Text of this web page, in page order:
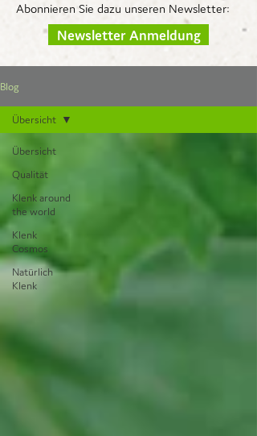
Abonnieren Sie dazu unseren Newsletter:
Newsletter Anmeldung
Blog
Übersicht
Qualität
Klenk around
the world
Klenk
Cosmos
Natürlich
Klenk
Übersicht